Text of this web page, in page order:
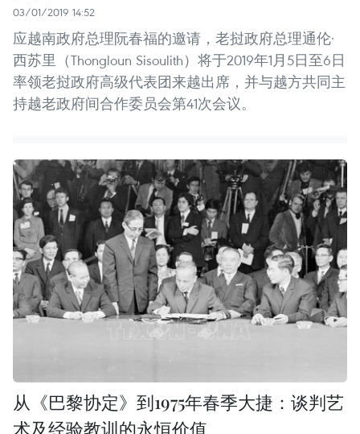
03/01/2019 14:52
应越南政府总理阮春福的邀请，老挝政府总理通伦·
西苏里（Thongloun Sisoulith）将于2019年1月5日至6日
率领老挝政府高级代表团来越出席，并与越方共同主
持越老政府间合作委员会第41次会议。
从《巴黎协定》到1975年春季大捷：谈判艺
术及经验教训的永恒价值